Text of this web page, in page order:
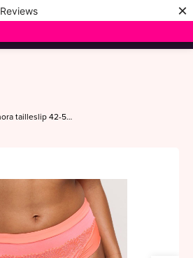
Reviews ×
Prima Donna Sophora tailleslip 42-52 spritz